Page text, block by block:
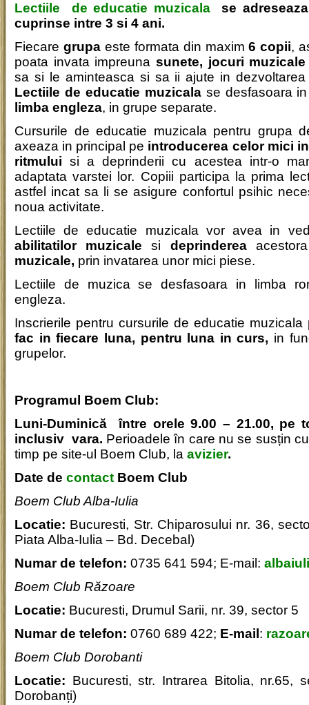
Lectiile de educatie muzicala
se
cuprinse intre 3 si 4 ani.
Fiecare grupa este formata din maxim6 copii,
poata invata impreuna sunete, jocuri muzicale
sa si le aminteasca si sa ii ajute in dezvoltarea
Lectiile de educatie muzicalase desfasoara
limba engleza, in grupe separate.
Cursurile de educatie muzicala pentru grupa
axeaza in principal pe introducerea celor mici
ritmului si a deprinderii cu acestea intr-o
adaptata varstei lor. Copiii participa la prima
astfel incat sa li se asigure confortul psihic
noua activitate.
Lectiile de educatie muzicala vor avea in
abilitatilor muzicalesi deprinderea
muzicale, prin invatarea unor mici piese.
Lectiile de muzica se desfasoara in limba
engleza.
Inscrierile pentru cursurile de educatie
fac in fiecare luna, pentru luna in curs, in
grupelor.
Programul Boem Club:
Luni-Duminică între orele 9.00 – 21.00, pe
inclusiv vara. Perioadele în care nu se susțin
timp pe site-ul Boem Club, la avizier.
Date de contact Boem Club
Boem Club Alba-Iulia
Locatie: Bucuresti, Str. Chiparosului nr. 36,
Piata Alba-Iulia – Bd. Decebal)
Numar de telefon: 0735 641 594; E-mail:
Boem Club Răzoare
Locatie: Bucuresti, Drumul Sarii, nr. 39, sector 5
Numar de telefon: 0760 689 422; E-mail :
Boem Club Dorobanti
Locatie: Bucuresti, str. Intrarea Bitolia, nr.65,
Dorobanți)